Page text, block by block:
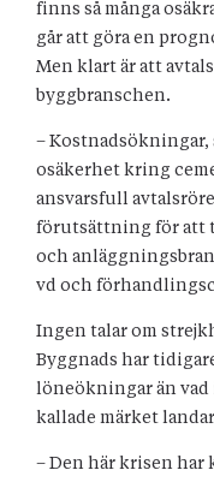
finns så många
går att göra en
Men klart är att
byggbranschen.
–
osäkerhet kring
ansvarsfull
förutsättning för att
och
vd och
Ingen talar om
Byggnads har
löneökningar än
kallade märket
– Den här krisen har